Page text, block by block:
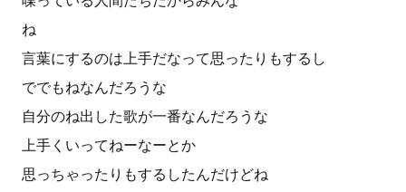
ね
言葉にするのは上手だなって思ったりもするし
ででもねなんだろうな
自分のね出した歌が一番なんだろうな
上手くいってねーなーとか
思っちゃったりもするしたんだけどね